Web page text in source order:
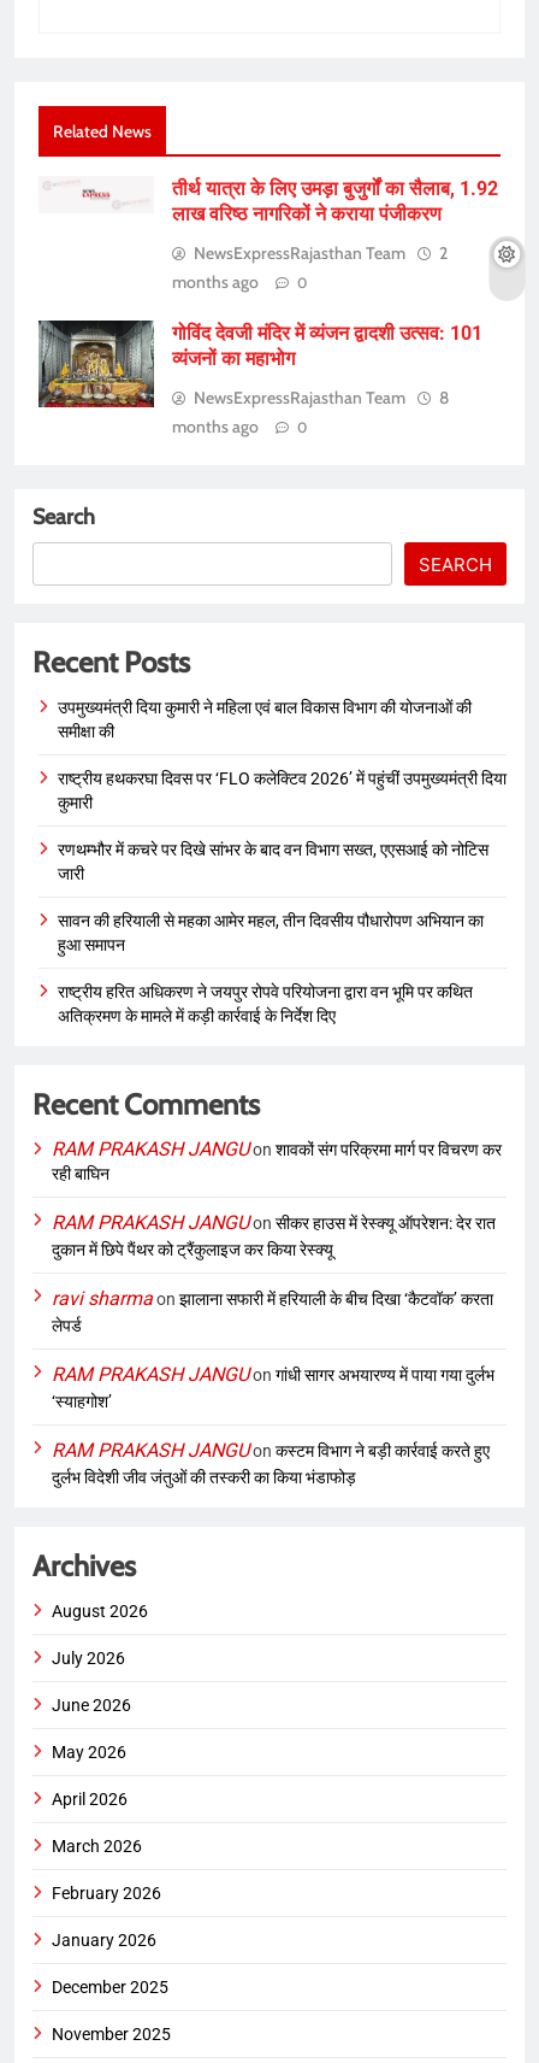
Related News
तीर्थ यात्रा के लिए उमड़ा बुजुर्गों का सैलाब, 1.92
लाख वरिष्ठ नागरिकों ने कराया पंजीकरण
NewsExpressRajasthan Team
2
months ago
0
गोविंद देवजी मंदिर में व्यंजन द्वादशी उत्सव: 101
व्यंजनों का महाभोग
NewsExpressRajasthan Team
8
months ago
0
Search
SEARCH
Recent Posts
उपमुख्यमंत्री दिया कुमारी ने महिला एवं बाल विकास विभाग की योजनाओं की
समीक्षा की
राष्ट्रीय हथकरघा दिवस पर ‘FLO कलेक्टिव 2026’ में पहुंचीं उपमुख्यमंत्री दिया
कुमारी
रणथम्भौर में कचरे पर दिखे सांभर के बाद वन विभाग सख्त, एएसआई को नोटिस
जारी
सावन की हरियाली से महका आमेर महल, तीन दिवसीय पौधारोपण अभियान का
हुआ समापन
राष्ट्रीय हरित अधिकरण ने जयपुर रोपवे परियोजना द्वारा वन भूमि पर कथित
अतिक्रमण के मामले में कड़ी कार्रवाई के निर्देश दिए
Recent Comments
RAM PRAKASH JANGUon शावकों संग परिक्रमा मार्ग पर विचरण कर
रही बाघिन
RAM PRAKASH JANGUon सीकर हाउस में रेस्क्यू ऑपरेशन: देर रात
दुकान में छिपे पैंथर को ट्रैंकुलाइज कर किया रेस्क्यू
ravi sharmaon झालाना सफारी में हरियाली के बीच दिखा ‘कैटवॉक’ करता
लेपर्ड
RAM PRAKASH JANGUon गांधी सागर अभयारण्य में पाया गया दुर्लभ
‘स्याहगोश’
RAM PRAKASH JANGUon कस्टम विभाग ने बड़ी कार्रवाई करते हुए
दुर्लभ विदेशी जीव जंतुओं की तस्करी का किया भंडाफोड़
Archives
August 2026
July 2026
June 2026
May 2026
April 2026
March 2026
February 2026
January 2026
December 2025
November 2025